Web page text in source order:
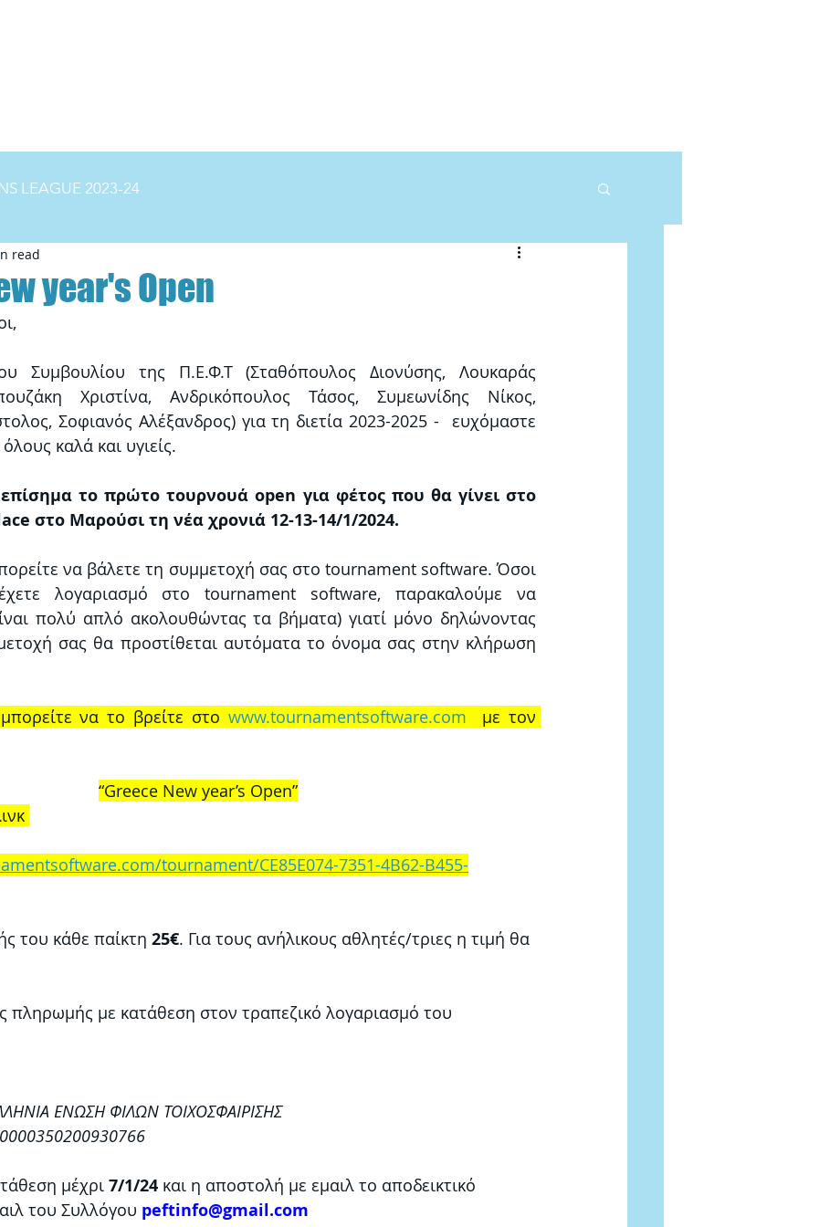
LEAGUE 2023-24
year's Open
read
Συμβουλίου της Π.Ε.Φ.Τ (Σταθόπουλος Διονύσης, Λουκαράς
Χριστίνα, Ανδρικόπουλος Τάσος, Συμεωνίδης Νίκος,
Σοφιανός Αλέξανδρος) για τη διετία 2023-2025 -  ευχόμαστε
καλά και υγιείς.
το πρώτο τουρνουά open για φέτος που θα γίνει στο
στο Μαρούσι τη νέα χρονιά 12-13-14/1/2024.
να βάλετε τη συμμετοχή σας στο tournament software. Όσοι
λογαριασμό στο tournament software, παρακαλούμε να
πολύ απλό ακολουθώντας τα βήματα) γιατί μόνο δηλώνοντας
σας θα προστίθεται αυτόματα το όνομα σας στην κλήρωση
να το βρείτε στο www.tournamentsoftware.com
  με τον
“Greece New year’s Open”
tournament/CE85E074-7351-4B62-B455-
του κάθε παίκτη 25€. Για τους ανήλικους αθλητές/τριες η τιμή θα
πληρωμής με κατάθεση στον τραπεζικό λογαριασμό του
ΕΝΩΣΗ ΦΙΛΩΝ ΤΟΙΧΟΣΦΑΙΡΙΣΗΣ
μέχρι 7/1/24 και η αποστολή με εμαιλ το αποδεικτικό
του Συλλόγου peftinfo@gmail.com